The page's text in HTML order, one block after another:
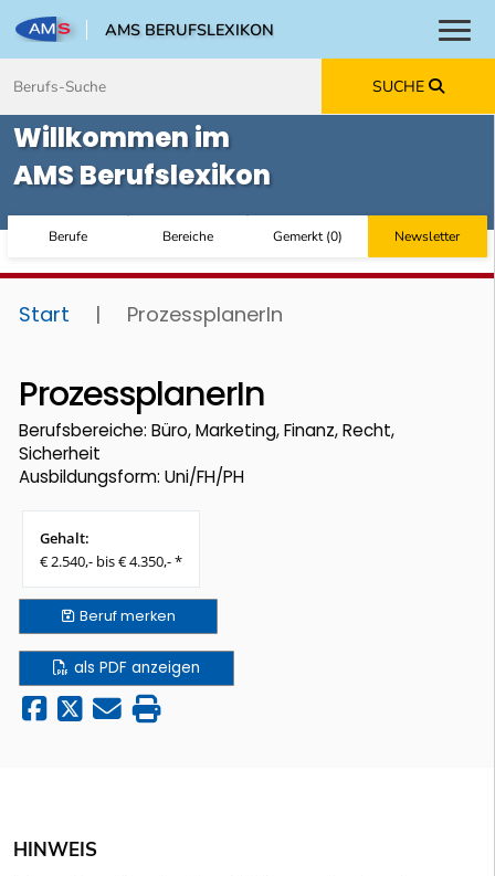
AMS BERUFSLEXIKON
SUCHE
Willkommen im
AMS Berufslexikon
Berufe Bereiche Gemerkt(0) Newsletter
Start | ProzessplanerIn
ProzessplanerIn
Berufsbereiche: Büro, Marketing, Finanz, Recht,
Sicherheit
Ausbildungsform: Uni/FH/PH
Gehalt:
€ 2.540,- bis € 4.350,- *
Berufmerken
als PDF anzeigen
HINWEIS